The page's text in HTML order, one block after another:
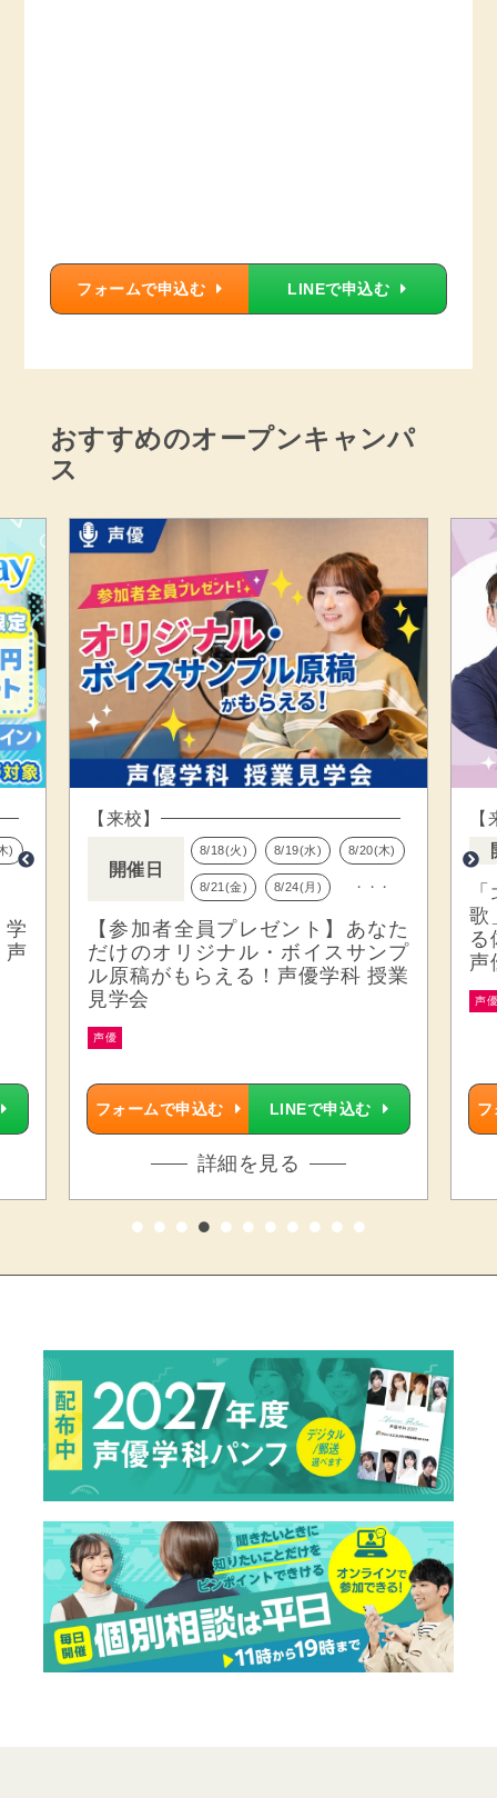
フォームで申込む LINEで申込む
おすすめのオープンキャンパ
ス
)
声
【来校】
開催日
8/18(火) 8/19(水) 8/20(木)
8/21(金) 8/24(月) ・・・
【参加者全員プレゼント】あなた
だけのオリジナル・ボイスサンプ
ル原稿がもらえる！声優学科 授業
見学会
声優
フォームで申込む LINEで申込む
詳細を見る
歌
る
声
声優
フ
1 2 3 4 5 6 7 8 9 1011